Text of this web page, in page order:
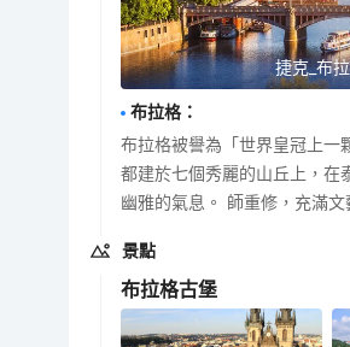
捷克_布
布拉格：
布拉格被譽為「世界皇冠上一
都建於七個秀麗的山丘上，在
幽雅的氣息。 師重修，充滿文
景點
布拉格古堡